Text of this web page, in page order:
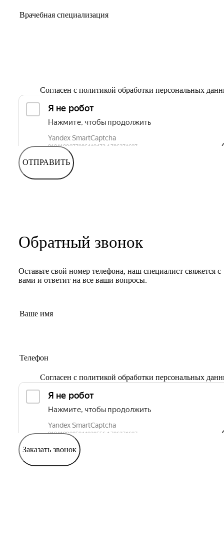
Согласен с политикой обработки персональных
ОТПРАВИТЬ
Обратный звонок
Оставьте свой номер телефона, наш специалист свяжется с
вами и ответит на все ваши вопросы.
Согласен с политикой обработки персональных
Заказать звонок